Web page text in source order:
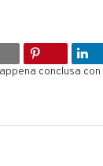
conclusa